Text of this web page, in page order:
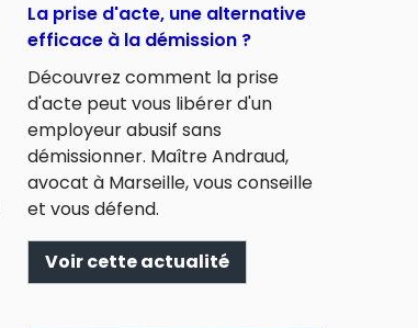
La prise d'acte, une alternative
efficace à la démission ?
Découvrez comment la prise
d'acte peut vous libérer d'un
employeur abusif sans
démissionner. Maître Andraud,
avocat à Marseille, vous conseille
et vous défend.
Voir cette actualité